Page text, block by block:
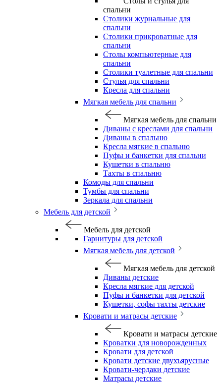
спальни
Столики журнальные для
спальни
Столики прикроватные для
спальни
Столы компьютерные для
спальни
Столики туалетные для спальни
Стулья для спальни
Кресла для спальни
Мягкая мебель для спальни
Мягкая мебель для спальни
Диваны с креслами для спальни
Диваны в спальню
Кресла мягкие в спальню
Пуфы и банкетки для спальни
Кушетки в спальню
Тахты в спальню
Комоды для спальни
Тумбы для спальни
Зеркала для спальни
Мебель для детской
Мебель для детской
Гарнитуры для детской
Мягкая мебель для детской
Мягкая мебель для детской
Диваны детские
Кресла мягкие для детской
Пуфы и банкетки для детской
Кушетки, софы тахты детские
Кровати и матрасы детские
Кровати и матрасы детские
Кроватки для новорожденных
Кровати для детской
Кровати детские двухъярусные
Кровати-чердаки детские
Матрасы детские